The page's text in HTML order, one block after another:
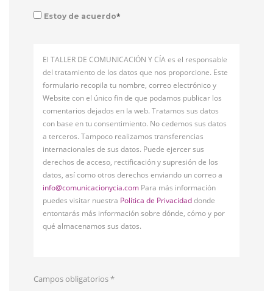
Estoy de acuerdo*
El TALLER DE COMUNICACIÓN Y CÍA es el responsable
del tratamiento de los datos que nos proporcione. Este
formulario recopila tu nombre, correo electrónico y
Website con el único fin de que podamos publicar los
comentarios dejados en la web. Tratamos sus datos
con base en tu consentimiento. No cedemos sus datos
a terceros. Tampoco realizamos transferencias
internacionales de sus datos. Puede ejercer sus
derechos de acceso, rectificación y supresión de los
datos, así como otros derechos enviando un correo a
info@comunicacionycia.com Para más información
puedes visitar nuestra Política de Privacidaddonde
entontarás más información sobre dónde, cómo y por
qué almacenamos sus datos.
Campos obligatorios*